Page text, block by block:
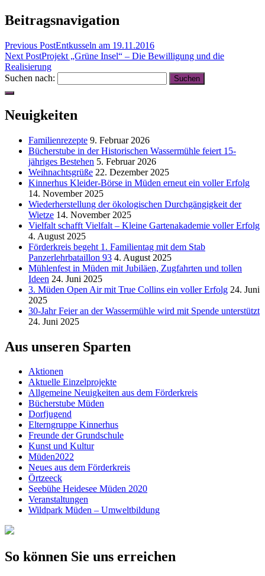
Beitragsnavigation
Previous PostEntkusseln am 19.11.2016
Next PostProjekt „Grüne Insel“ – Die Bewilligung und die
Realisierung
Suchen nach:
Neuigkeiten
Familienrezepte 9. Februar 2026
Bücherstube in der Historischen Wassermühle feiert 15-
jähriges Bestehen 5. Februar 2026
Weihnachtsgrüße 22. Dezember 2025
Kinnerhus Kleider-Börse in Müden erneut ein voller Erfolg
14. November 2025
Wiederherstellung der ökologischen Durchgängigkeit der
Wietze 14. November 2025
Vielfalt schafft Vielfalt – Kleine Gartenakademie voller Erfolg
4. August 2025
Förderkreis begeht 1. Familientag mit dem Stab
Panzerlehrbataillon 93 4. August 2025
Mühlenfest in Müden mit Jubiläen, Zugfahrten und tollen
Ideen 24. Juni 2025
3. Müden Open Air mit True Collins ein voller Erfolg 24. Juni
2025
30-Jahr Feier an der Wassermühle wird mit Spende unterstützt
24. Juni 2025
Aus unseren Sparten
Aktionen
Aktuelle Einzelprojekte
Allgemeine Neuigkeiten aus dem Förderkreis
Bücherstube Müden
Dorfjugend
Elterngruppe Kinnerhus
Freunde der Grundschule
Kunst und Kultur
Müden2022
Neues aus dem Förderkreis
Örtzeeck
Seebühe Heidesee Müden 2020
Veranstaltungen
Wildpark Müden – Umweltbildung
So können Sie uns erreichen